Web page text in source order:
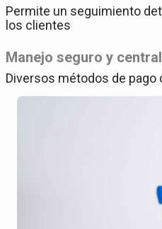
Permite un seguimiento
los clientes
Manejo seguro y
Diversos métodos de pago